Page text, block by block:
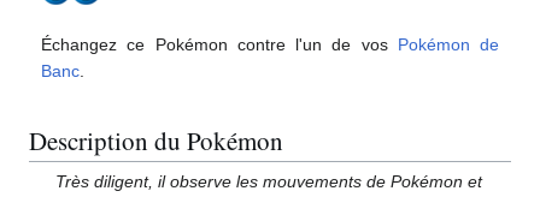
Échangez ce Pokémon contre l'un de vos Pokémon de
Banc
Description du Pokémon
Très diligent, il observe les mouvements de Pokémon et